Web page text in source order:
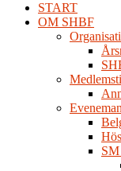
START
OM SHBF